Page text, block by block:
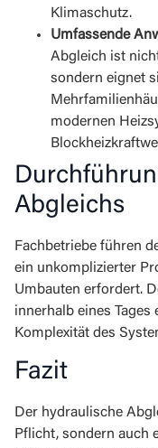
Klimaschutz.
Umfassende
Abgleich ist
sondern eignet
modernen
Abgleichs
Fachbetriebe führen
ein unkomplizierter
Umbauten erfordert.
innerhalb eines Tages
Komplexität des
Fazit
Der hydraulische
Pflicht, sondern auch